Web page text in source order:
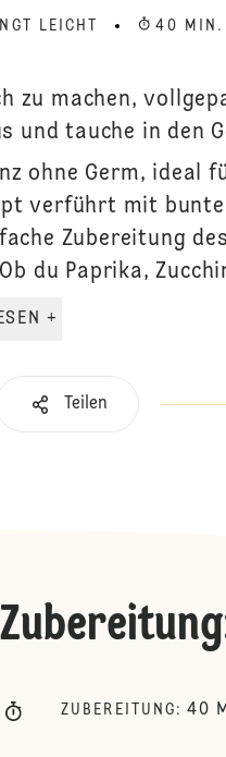
LEICHT 40 MIN.
zu machen,
und tauche in den
ohne Germ, ideal
verführt mit
Zubereitung
du Paprika,
WEITERLESEN +
Teilen
Zubereitung
ZUBEREITUNG : 40